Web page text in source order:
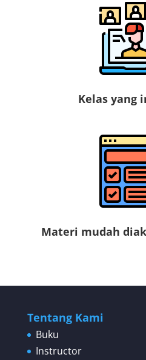
Kelas yang
Materi mudah
Tentang Kami
Buku
Instructor